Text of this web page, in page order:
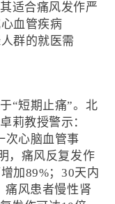
适合痛风发作严
血管疾病
群的就医需
“短期止痛”。北
莉教授警示：
次心脑血管事
，痛风反复发作
加89%；30天内
痛风患者慢性肾